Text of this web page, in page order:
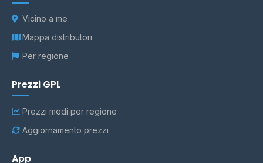
Vicino a me
Mappa distributori
Per regione
Prezzi GPL
Prezzi medi per regione
Aggiornamento prezzi
App